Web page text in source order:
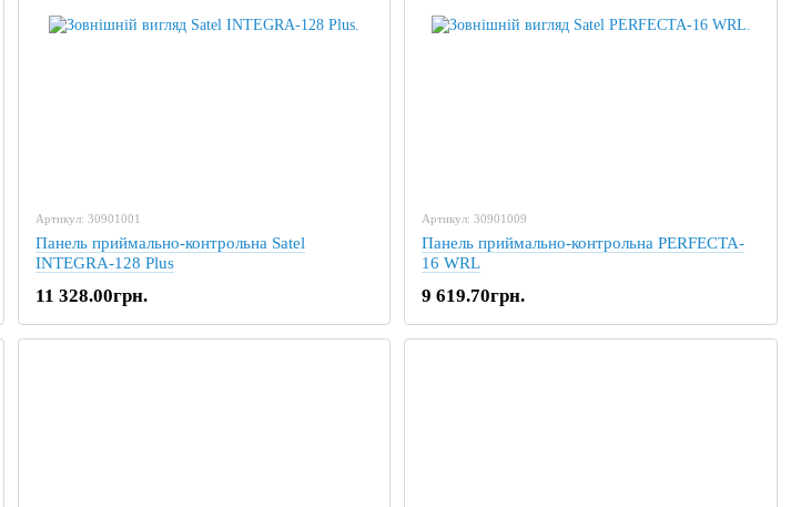
Артикул: 30901001
Панель приймально-контрольна Satel
INTEGRA-128 Plus
11 328.00грн.
Артикул: 30901009
Панель приймально-контрольна PERFECTA-
16 WRL
9 619.70грн.